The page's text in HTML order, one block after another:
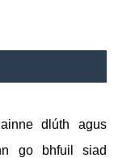
dlúth agus
go bhfuil siad